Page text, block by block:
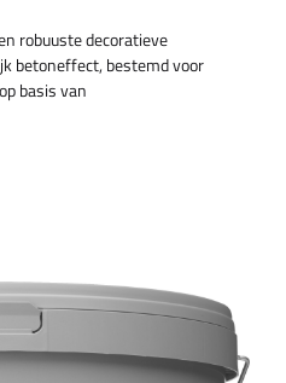
robuuste decoratieve
betoneffect, bestemd voor
basis van